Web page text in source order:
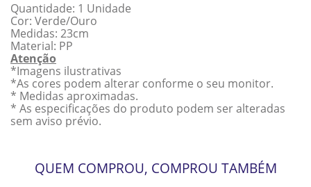
Quantidade: 1 Unidade
Cor: Verde/Ouro
Medidas: 23cm
Material: PP
Atenção
*Imagens ilustrativas
*As cores podem alterar conforme o seu monitor.
* Medidas aproximadas.
* As especificações do produto podem ser alteradas
sem aviso prévio.
QUEM COMPROU, COMPROU TAMBÉM